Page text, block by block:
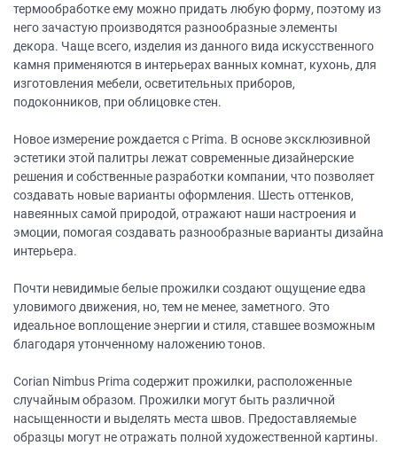
термообработке ему можно придать любую форму, поэтому из
него зачастую производятся разнообразные элементы
декора. Чаще всего, изделия из данного вида искусственного
камня применяются в интерьерах ванных комнат, кухонь, для
изготовления мебели, осветительных приборов,
подоконников, при облицовке стен.
Новое измерение рождается с Prima. В основе эксклюзивной
эстетики этой палитры лежат современные дизайнерские
решения и собственные разработки компании, что позволяет
создавать новые варианты оформления. Шесть оттенков,
навеянных самой природой, отражают наши настроения и
эмоции, помогая создавать разнообразные варианты дизайна
интерьера.
Почти невидимые белые прожилки создают ощущение едва
уловимого движения, но, тем не менее, заметного. Это
идеальное воплощение энергии и стиля, ставшее возможным
благодаря утонченному наложению тонов.
Corian Nimbus Prima содержит прожилки, расположенные
случайным образом. Прожилки могут быть различной
насыщенности и выделять места швов. Предоставляемые
образцы могут не отражать полной художественной картины.